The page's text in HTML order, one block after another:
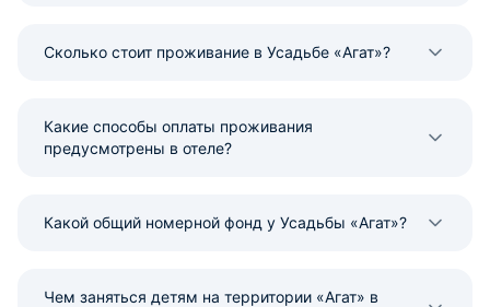
Сколько стоит проживание в Усадьбе «Агат»?
Какие способы оплаты проживания
предусмотрены в отеле?
Какой общий номерной фонд у Усадьбы «Агат»?
Чем заняться детям на территории «Агат» в